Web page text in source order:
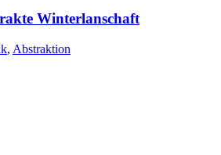
Winterlanschaft
, Abstraktion